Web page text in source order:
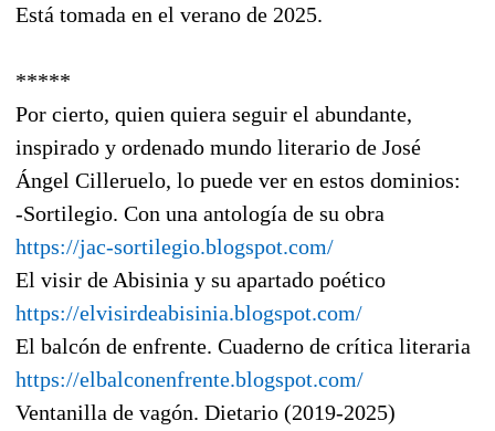
Está tomada en el verano de 2025.
*****
Por cierto, quien quiera seguir el abundante,
inspirado y ordenado mundo literario de José
Ángel Cilleruelo, lo puede ver en estos dominios:
-Sortilegio. Con una antología de su obra
https://jac-sortilegio.blogspot.com/
El visir de Abisinia y su apartado poético
https://elvisirdeabisinia.blogspot.com/
El balcón de enfrente. Cuaderno de crítica literaria
https://elbalconenfrente.blogspot.com/
Ventanilla de vagón. Dietario (2019-2025)